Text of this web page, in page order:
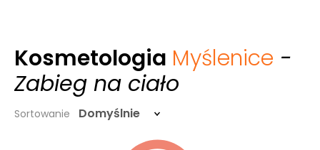
Kosmetologia Myślenice -
Zabieg na ciało
Sortowanie Domyślnie